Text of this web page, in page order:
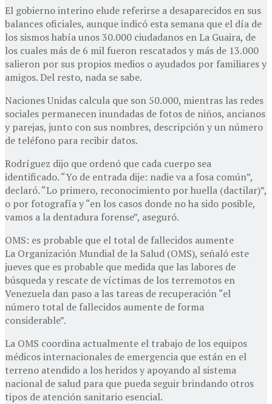
El gobierno interino elude referirse a desaparecidos en sus
balances oficiales, aunque indicó esta semana que el día de
los sismos había unos 30.000 ciudadanos en La Guaira, de
los cuales más de 6 mil fueron rescatados y más de 13.000
salieron por sus propios medios o ayudados por familiares y
amigos. Del resto, nada se sabe.
Naciones Unidas calcula que son 50.000, mientras las redes
sociales permanecen inundadas de fotos de niños, ancianos
y parejas, junto con sus nombres, descripción y un número
de teléfono para recibir datos.
Rodríguez dijo que ordenó que cada cuerpo sea
identificado. “Yo de entrada dije: nadie va a fosa común”,
declaró. “Lo primero, reconocimiento por huella (dactilar)”,
o por fotografía y “en los casos donde no ha sido posible,
vamos a la dentadura forense”, aseguró.
OMS: es probable que el total de fallecidos aumente
La Organización Mundial de la Salud (OMS), señaló este
jueves que es probable que medida que las labores de
búsqueda y rescate de víctimas de los terremotos en
Venezuela dan paso a las tareas de recuperación “el
número total de fallecidos aumente de forma
considerable”.
La OMS coordina actualmente el trabajo de los equipos
médicos internacionales de emergencia que están en el
terreno atendido a los heridos y apoyando al sistema
nacional de salud para que pueda seguir brindando otros
tipos de atención sanitario esencial.